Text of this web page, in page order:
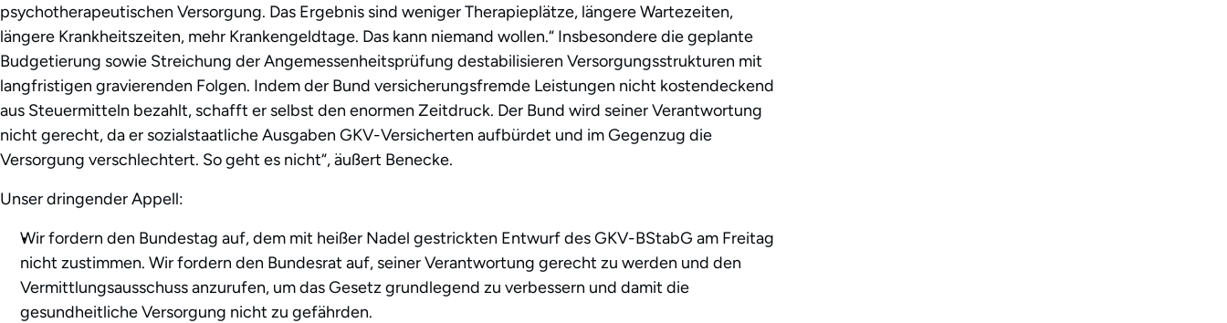
psychotherapeutischen Versorgung. Das Ergebnis sind weniger Therapieplätze, längere Wartezeiten,
längere Krankheitszeiten, mehr Krankengeldtage. Das kann niemand wollen.“ Insbesondere die geplante
Budgetierung sowie Streichung der Angemessenheitsprüfung destabilisieren Versorgungsstrukturen mit
langfristigen gravierenden Folgen. Indem der Bund versicherungsfremde Leistungen nicht kostendeckend
aus Steuermitteln bezahlt, schafft er selbst den enormen Zeitdruck. Der Bund wird seiner Verantwortung
nicht gerecht, da er sozialstaatliche Ausgaben GKV-Versicherten aufbürdet und im Gegenzug die
Versorgung verschlechtert. So geht es nicht“, äußert Benecke.
Unser dringender Appell:
Wir fordern den Bundestag auf, dem mit heißer Nadel gestrickten Entwurf des GKV-BStabG am Freitag
nicht zustimmen. Wir fordern den Bundesrat auf, seiner Verantwortung gerecht zu werden und den
Vermittlungsausschuss anzurufen, um das Gesetz grundlegend zu verbessern und damit die
gesundheitliche Versorgung nicht zu gefährden.